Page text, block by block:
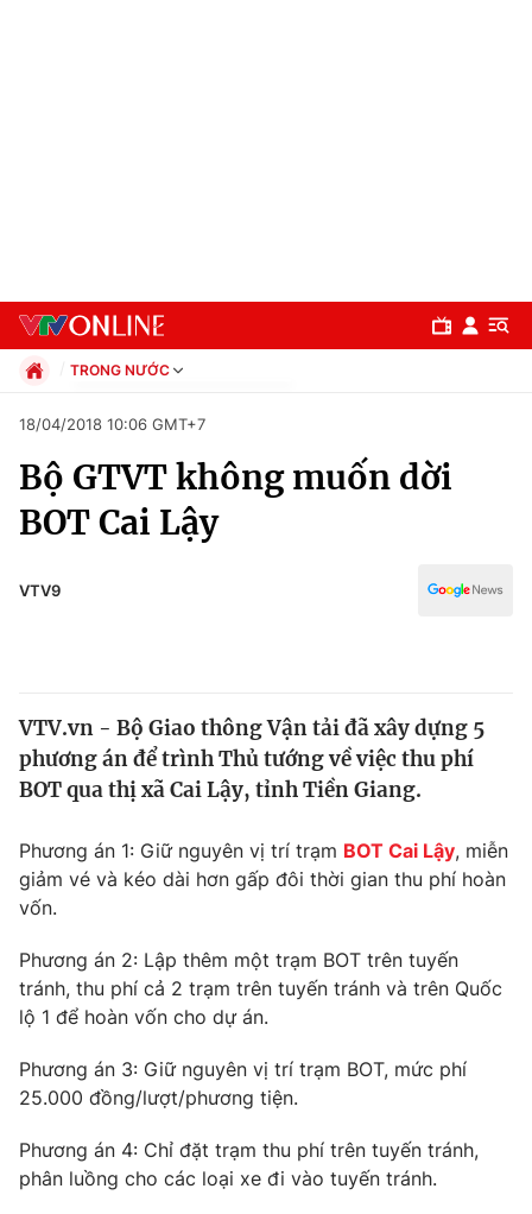
Chuyên mục
Chính trị
Y tế
Tin tức
Thế giới đó đây
Câu chuyện quốc tế
Kinh tế
Thị trường
Góc doanh nghiệp
Dữ liệu và đời sống
Truyền hình
Phim VTV
Nhân vật
Giải trí
Điện ảnh
Âm nhạc
Đời sống
TRONG NƯỚC
Xã hội
Pháp luật
Thể thao
Giáo dục
18/04/2018 10:06 GMT+7
Bộ GTVT không muốn dời
BOT Cai Lậy
VTV9
VTV.vn - Bộ Giao thông Vận tải đã xây dựng 5
phương án để trình Thủ tướng về việc thu phí
BOT qua thị xã Cai Lậy, tỉnh Tiền Giang.
Phương án 1: Giữ nguyên vị trí trạm BOT Cai Lậy, miễn
giảm vé và kéo dài hơn gấp đôi thời gian thu phí hoàn
vốn.
Phương án 2: Lập thêm một trạm BOT trên tuyến
tránh, thu phí cả 2 trạm trên tuyến tránh và trên Quốc
lộ 1 để hoàn vốn cho dự án.
Phương án 3: Giữ nguyên vị trí trạm BOT, mức phí
25.000 đồng/lượt/phương tiện.
Phương án 4: Chỉ đặt trạm thu phí trên tuyến tránh,
phân luồng cho các loại xe đi vào tuyến tránh.